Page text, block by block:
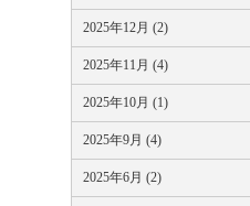
2025年12月 (2)
2025年11月 (4)
2025年10月 (1)
2025年9月 (4)
2025年6月 (2)